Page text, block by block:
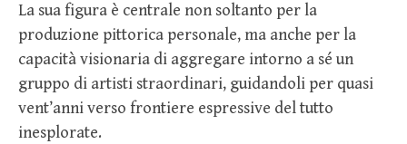
La sua figura è centrale non soltanto per la
produzione pittorica personale, ma anche per la
capacità visionaria di aggregare intorno a sé un
gruppo di artisti straordinari, guidandoli per quasi
vent’anni verso frontiere espressive del tutto
inesplorate.